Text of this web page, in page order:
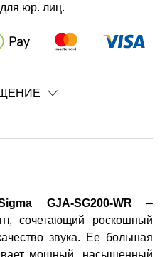
юр. лиц.
GJA-SG200-WR –
сочетающий роскошный
звука. Ее большая
мощный, насыщенный